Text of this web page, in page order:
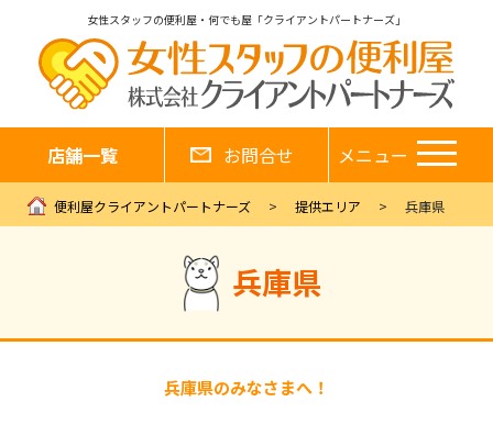
女性スタッフの便利屋・何でも屋「クライアントパートナーズ」
店舗一覧 お問合せ メニュー
便利屋クライアントパートナーズ 提供エリア 兵庫県
兵庫県
兵庫県のみなさまへ！